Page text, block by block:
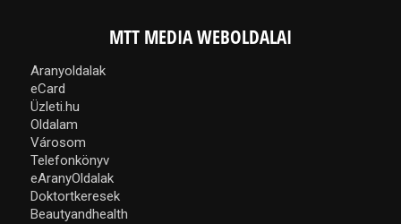
MTT MEDIA WEBOLDALAI
Aranyoldalak
eCard
Üzleti.hu
Oldalam
Városom
Telefonkönyv
eAranyOldalak
Doktortkeresek
Beautyandhealth